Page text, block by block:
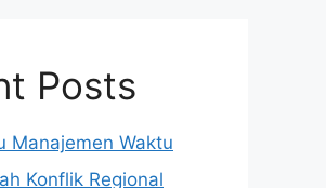
Posts
Manajemen Waktu
Konflik Regional